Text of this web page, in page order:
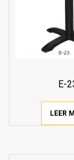
E-
LEER